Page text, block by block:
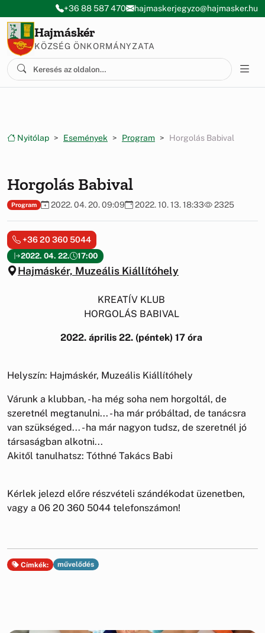
Ugrás a menüre
Ugrás a tartalomra
+36 88 587 470 hajmaskerjegyzo@hajmasker.hu
Hajmáskér
KÖZSÉG ÖNKORMÁNYZATA
Nyitólap Események Program Horgolás Babival
Horgolás Babival
Program 2022. 04. 20. 09:09 2022. 10. 13. 18:33 2325
2022. 04. 22. 17:00
Hajmáskér, Muzeális Kiállítóhely
+36 20 360 5044
KREATÍV KLUB
HORGOLÁS BABIVAL
2022. április 22. (péntek) 17 óra
Helyszín: Hajmáskér, Muzeális Kiállítóhely
Várunk a klubban, - ha még soha nem horgoltál, de
szeretnél megtanulni... - ha már próbáltad, de tanácsra
van szükséged... - ha már nagyon tudsz, de szeretnél jó
társaságban alkotni...
Akitől tanulhatsz: Tóthné Takács Babi
Kérlek jelezd előre részvételi szándékodat üzenetben,
vagy a 06 20 360 5044 telefonszámon!
Címkék: művelődés